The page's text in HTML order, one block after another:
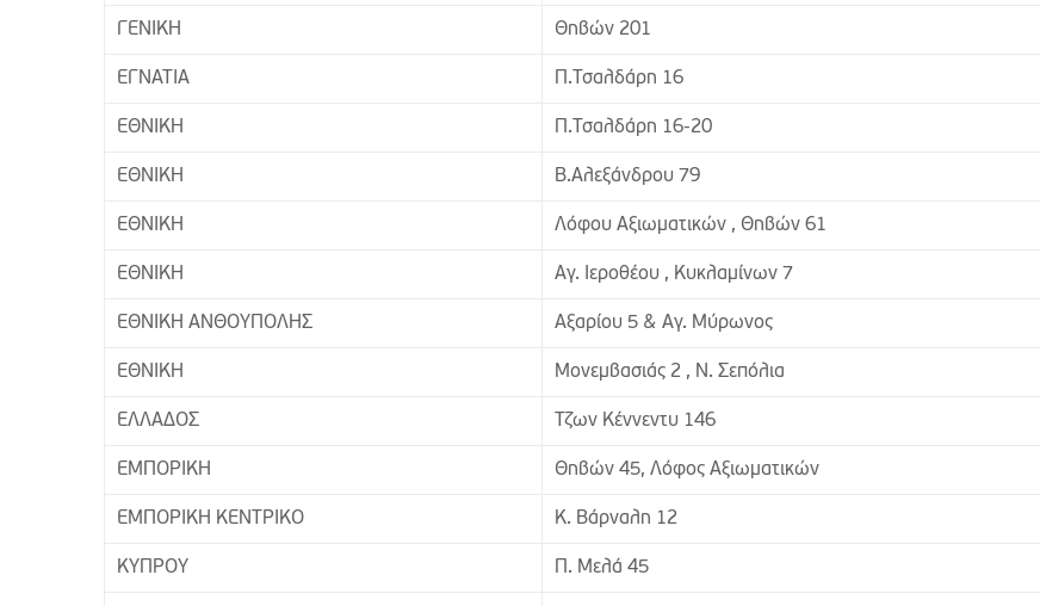
ΓΕΝΙΚΗ Θηβών 201
ΕΓΝΑΤΙΑ Π.Τσαλδάρη 16
ΕΘΝΙΚΗ Π.Τσαλδάρη 16-20
ΕΘΝΙΚΗ Β.Αλεξάνδρου 79
ΕΘΝΙΚΗ Λόφου Αξιωματικών , Θηβών 61
ΕΘΝΙΚΗ Αγ. Ιεροθέου , Κυκλαμίνων 7
ΕΘΝΙΚΗ ΑΝΘΟΥΠΟΛΗΣ Αξαρίου 5 & Αγ. Μύρωνος
ΕΘΝΙΚΗ Μονεμβασιάς 2 , Ν. Σεπόλια
ΕΛΛΑΔΟΣ Τζων Κέννεντυ 146
ΕΜΠΟΡΙΚΗ Θηβών 45, Λόφος Αξιωματικών
ΕΜΠΟΡΙΚΗ ΚΕΝΤΡΙΚΟ Κ. Βάρναλη 12
ΚΥΠΡΟΥ Π. Μελά 45